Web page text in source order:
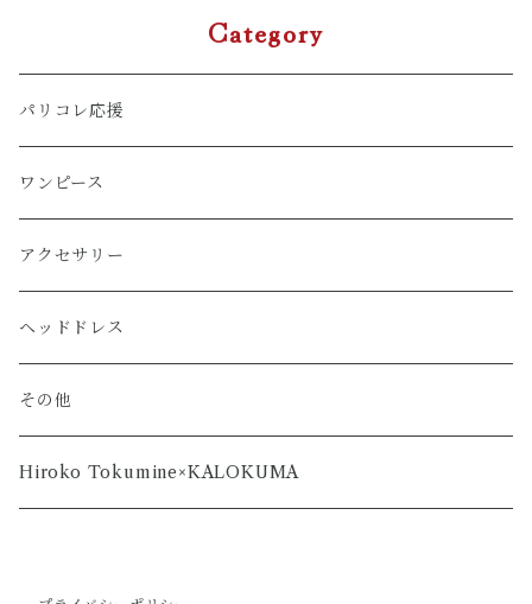
Category
パリコレ応援
ワンピース
アクセサリー
ヘッドドレス
その他
Hiroko Tokumine×KALOKUMA